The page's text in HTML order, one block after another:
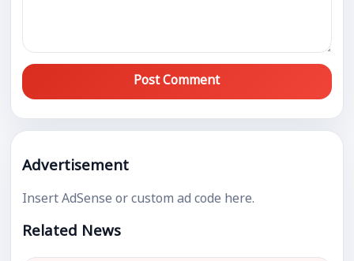
Post Comment
Advertisement
Insert AdSense or custom ad code here.
Related News